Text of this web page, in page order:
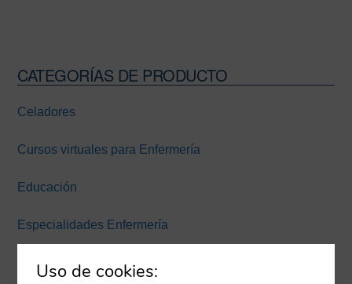
Barra
lateral
CATEGORÍAS DE PRODUCTO
Celadores
Cursos virtuales para Enfermería
Educación
Especialidades Enfermería
Experiencia inmersiva
Uso de cookies: